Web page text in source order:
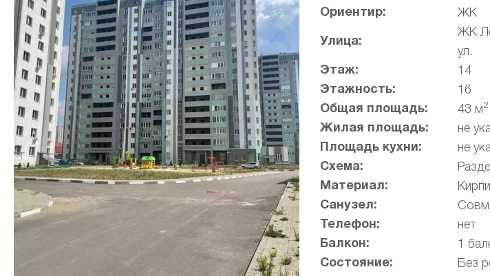
Ориентир: ЖК
Улица:
ЖК
ул.
Этаж: 14
Этажность: 16
Общая площадь: 43 м2
Жилая площадь: не
Площадь кухни: не
Схема:
Материал:
Санузел:
Телефон: нет
Балкон: 1
Состояние: Без